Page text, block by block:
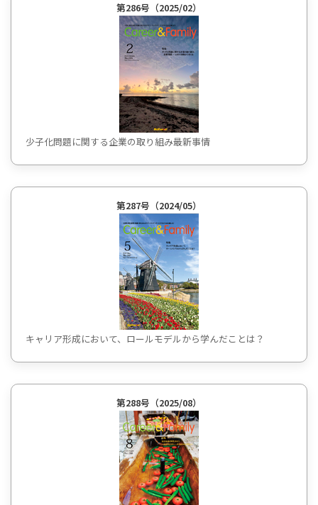
第286号（2025/02）
少子化問題に関する企業の取り組み最新事情
第287号（2024/05）
キャリア形成において、ロールモデルから学んだことは？
第288号（2025/08）